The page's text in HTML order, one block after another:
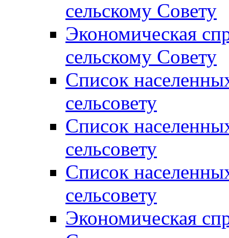
сельскому Совету
Экономическая
сельскому Совету
Список
сельсовету
Список
сельсовету
Список
сельсовету
Экономическая